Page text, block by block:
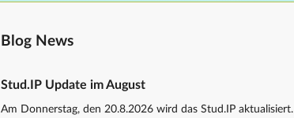
Blog News
Stud.IP Update im August
Am Donnerstag, den 20.8.2026 wird das Stud.IP aktualisiert.